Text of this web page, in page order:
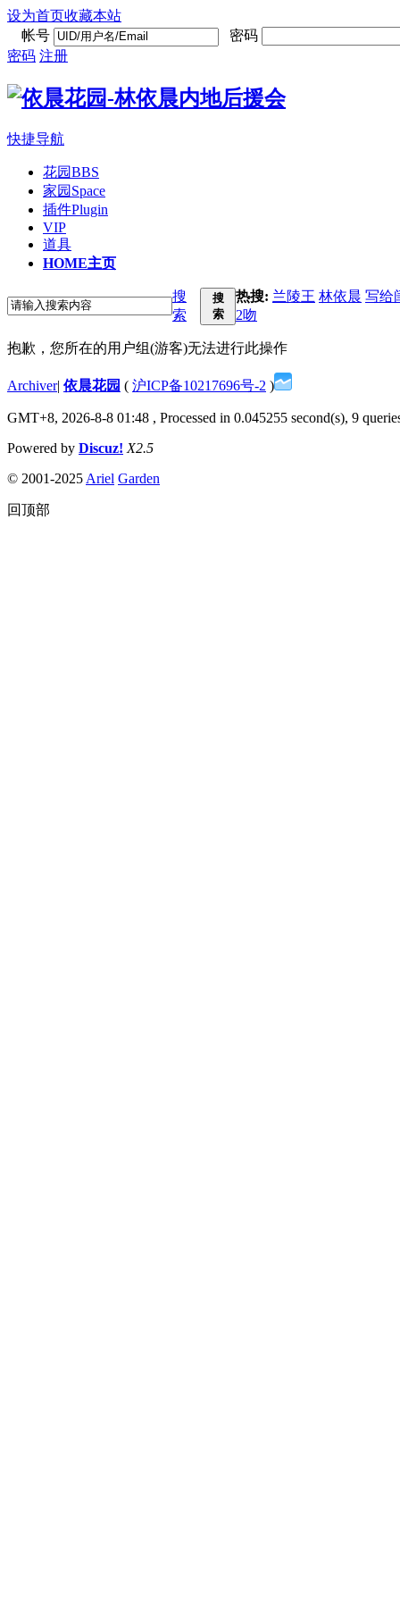
设为首页收藏本站
帐号
密码
密码 注册
快捷导航
花园BBS
家园 Space
插件Plugin
VIP
道具
HOME主页
搜
索
搜
索
热搜: 兰陵王 林依晨 写给
2吻
抱歉，您所在的用户组(游客)无法进行此操作
Archiver| 依晨花园 ( 沪ICP备10217696号-2 )
GMT+8, 2026-8-8 01:48 , Processed in 0.045255 second(s), 9
Powered by Discuz! X2.5
© 2001-2025 Ariel Garden
回顶部